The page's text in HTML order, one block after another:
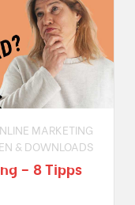
MARKETING
& DOWNLOADS
– 8 Tipps